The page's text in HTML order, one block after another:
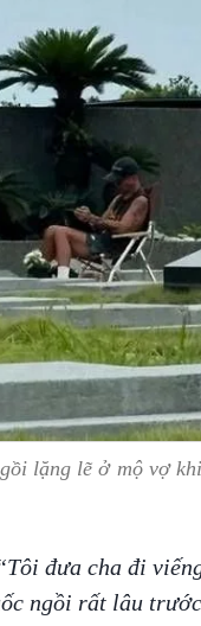
lặng lẽ ở mộ vợ
đưa cha đi
ngồi rất lâu